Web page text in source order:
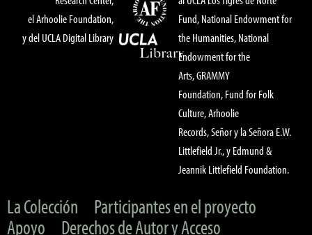
el Arhoolie Foundation,
y del UCLA Digital Library
Fund, National Endowment for
the Humanities, National
Endowment for the
Arts, GRAMMY
Foundation, Fund for Folk
Culture, Arhoolie
Records, Señor y la Señora E.W.
Littlefield Jr., y Edmund &
Jeannik Littlefield Foundation.
La Colección
Participantes en el proyecto
Apoyo
Derechos de Autor y Acceso